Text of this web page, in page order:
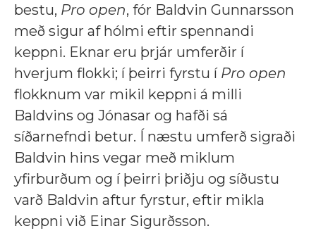
bestu, Pro open, fór Baldvin Gunnarsson
með sigur af hólmi eftir spennandi
keppni. Eknar eru þrjár umferðir í
hverjum flokki; í þeirri fyrstu í Pro open
flokknum var mikil keppni á milli
Baldvins og Jónasar og hafði sá
síðarnefndi betur. Í næstu umferð sigraði
Baldvin hins vegar með miklum
yfirburðum og í þeirri þriðju og síðustu
varð Baldvin aftur fyrstur, eftir mikla
keppni við Einar Sigurðsson.